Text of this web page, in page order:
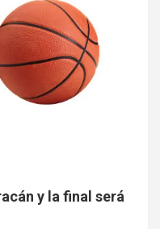
y la final será